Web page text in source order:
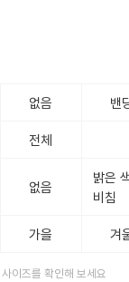
없음 밴
전체
없음
밝은
비침
가을 겨
이즈를 확인해 보세요